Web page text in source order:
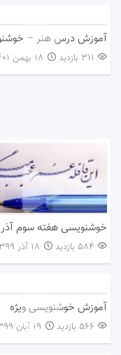
311 بازدید ۱۸ بهمن ۱۴۰۱
خوشنویسی هفته سوم آذر
584 بازدید ۱۸ آذر ۱۳۹۹
آموزش خوشنویسی ویژه
566 بازدید ۱۹ آبان ۱۳۹۹